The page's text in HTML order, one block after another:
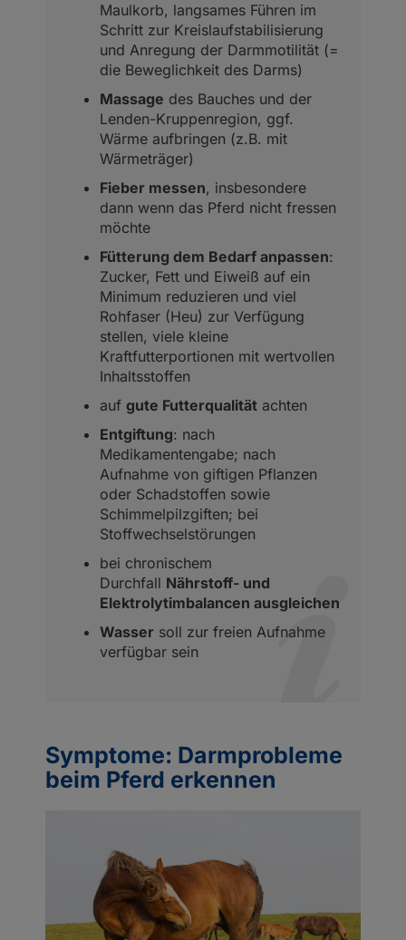
Maulkorb, langsames Führen im
Schritt zur Kreislaufstabilisierung
und Anregung der Darmmotilität (=
die Beweglichkeit des Darms)
Massage des Bauches und der
Lenden-Kruppenregion, ggf.
Wärme aufbringen (z.B. mit
Wärmeträger)
Fieber messen, insbesondere
dann wenn das Pferd nicht fressen
möchte
Fütterung dem Bedarf anpassen:
Zucker, Fett und Eiweiß auf ein
Minimum reduzieren und viel
Rohfaser (Heu) zur Verfügung
stellen, viele kleine
Kraftfutterportionen mit wertvollen
Inhaltsstoffen
auf gute Futterqualität achten
Entgiftung: nach
Medikamentengabe; nach
Aufnahme von giftigen Pflanzen
oder Schadstoffen sowie
Schimmelpilzgiften; bei
Stoffwechselstörungen
bei chronischem
Durchfall Nährstoff- und
Elektrolytimbalancen ausgleichen
Wasser soll zur freien Aufnahme
verfügbar sein
Symptome: Darmprobleme
beim Pferd erkennen